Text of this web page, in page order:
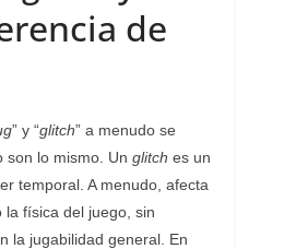
de
” y “glitch” a menudo se
son lo mismo. Un glitch es un
temporal. A menudo, afecta
la física del juego, sin
la jugabilidad general. En